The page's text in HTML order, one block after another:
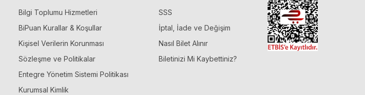
Bilgi Toplumu Hizmetleri
BiPuan Kurallar & Koşullar
Kişisel Verilerin Korunması
Sözleşme ve Politikalar
Entegre Yönetim Sistemi Politikası
Kurumsal Kimlik
SSS
İptal, İade ve Değişim
Nasıl Bilet Alınır
Biletinizi Mi Kaybettiniz?